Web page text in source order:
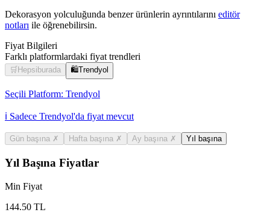
Dekorasyon yolculuğunda benzer ürünlerin ayrıntılarını editör
notları ile öğrenebilirsin.
Fiyat Bilgileri
Farklı platformlardaki fiyat trendleri
🛒 Hepsiburada 🛍️Trendyol
Seçili Platform: Trendyol
ℹ️ Sadece Trendyol'da fiyat mevcut
Gün başına ✗ Hafta başına ✗ Ay başına ✗ Yıl başına
Yıl Başına Fiyatlar
Min Fiyat
144.50 TL